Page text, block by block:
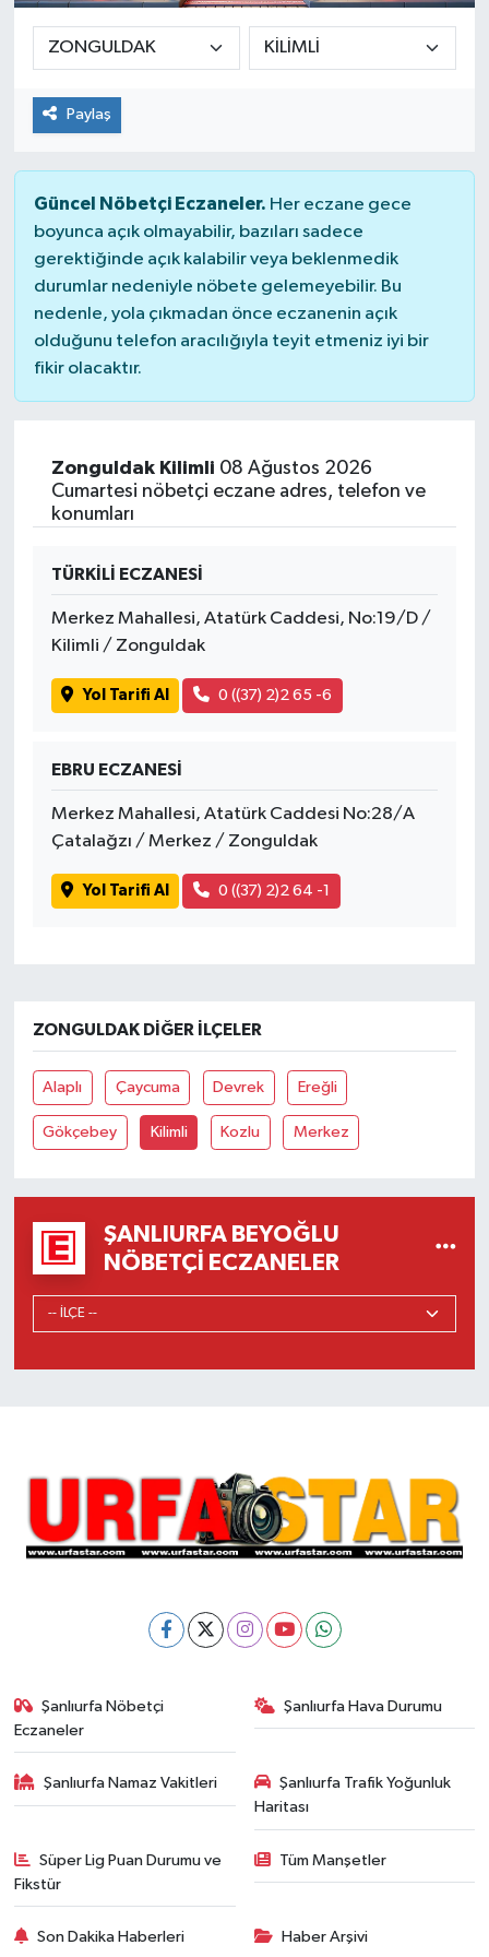
Paylaş
Güncel Nöbetçi Eczaneler. Her eczane gece
boyunca açık olmayabilir, bazıları sadece
gerektiğinde açık kalabilir veya beklenmedik
durumlar nedeniyle nöbete gelemeyebilir. Bu
nedenle, yola çıkmadan önce eczanenin açık
olduğunu telefon aracılığıyla teyit etmeniz iyi bir
fikir olacaktır.
Zonguldak Kilimli 08 Ağustos 2026
Cumartesi nöbetçi eczane adres, telefon ve
konumları
TÜRKİLİ ECZANESİ
Merkez Mahallesi, Atatürk Caddesi, No:19/D /
Kilimli / Zonguldak
Yol Tarifi Al 0 ((37) 2)2 65 -6
EBRU ECZANESİ
Merkez Mahallesi, Atatürk Caddesi No:28/A
Çatalağzı / Merkez / Zonguldak
Yol Tarifi Al 0 ((37) 2)2 64 -1
ZONGULDAK DIĞER İLÇELER
Alaplı Çaycuma Devrek Ereğli
Gökçebey Kilimli Kozlu Merkez
ŞANLIURFA BEYOĞLU
NÖBETÇI ECZANELER
Şanlıurfa Nöbetçi
Eczaneler
Şanlıurfa Hava Durumu
Şanlıurfa Namaz Vakitleri
Şanlıurfa Trafik Yoğunluk
Haritası
Süper Lig Puan Durumu ve
Fikstür
Tüm Manşetler
Son Dakika Haberleri Haber Arşivi